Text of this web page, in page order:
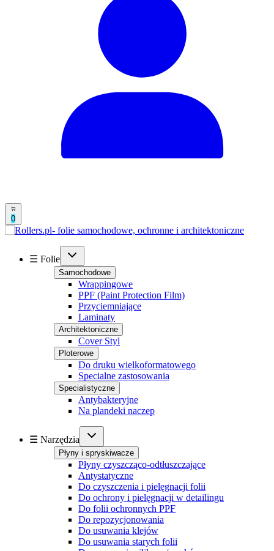
0
☰ Folie
Samochodowe
Wrappingowe
PPF (Paint Protection Film)
Przyciemniające
Laminaty
Architektoniczne
Cover Styl
Ploterowe
Do druku wielkoformatowego
Specialne zastosowania
Specialistyczne
Antybakteryjne
Na plandeki naczep
☰ Narzędzia
Płyny i spryskiwacze
Płyny czyszcząco-odtłuszczające
Antystatyczne
Do czyszczenia i pielęgnacji folii
Do ochrony i pielęgnacji w detailingu
Do folii ochronnych PPF
Do repozycjonowania
Do usuwania klejów
Do usuwania starych folii